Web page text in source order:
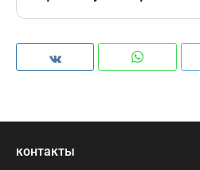
контакты